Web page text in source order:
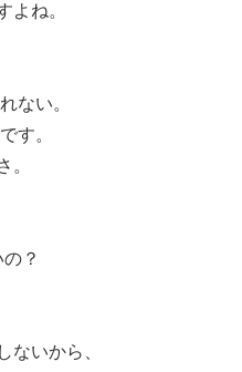
よね。
ない。
す。
。
？
ないから、